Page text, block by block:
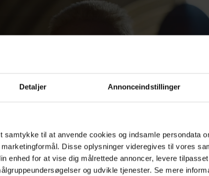
Detaljer Annonceindstillinger
samtykke til at anvende cookies og indsamle persondata
Disse oplysninger videregives til vores
enhed for at vise dig målrettede annoncer, levere
og udvikle tjenester. Se mere